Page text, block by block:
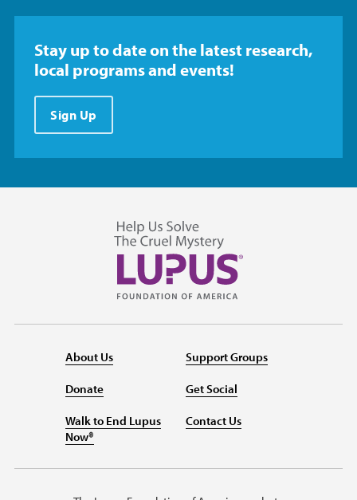
Stay up to date on the latest research,
local programs and events!
Sign Up
About Us
Donate
Walk to End Lupus
Now®
Support Groups
Get Social
Contact Us